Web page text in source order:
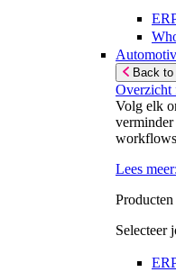
Back to
Overzicht
Volg elk
Lees meer:
Selecteer